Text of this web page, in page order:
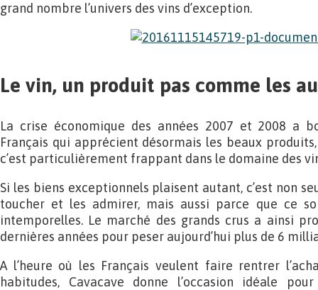
grand nombre l’univers des vins d’exception.
Le vin, un produit pas comme les
La crise économique des années 2007 et 2008 a
Français qui apprécient désormais les beaux
c’est particulièrement frappant dans le domaine des
Si les biens exceptionnels plaisent autant, c’est non
toucher et les admirer, mais aussi parce que ce
intemporelles. Le marché des grands crus a ainsi
dernières années pour peser aujourd’hui plus de 6
A l’heure où les Français veulent faire rentrer
habitudes, Cavacave donne l’occasion idéale